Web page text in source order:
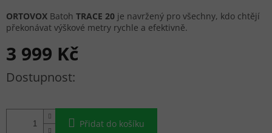
3 999 Kč
Měrná cena:
Přidat do košíku
ORTOVOX Batoh TRACE 20 je navržený pro všechny, kdo chtějí
překonávat výškové metry rychle a efektivně.